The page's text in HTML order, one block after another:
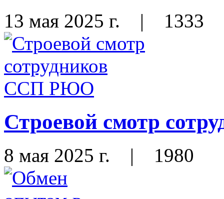
13 мая 2025 г. | 1333
Строевой смотр
8 мая 2025 г. | 1980